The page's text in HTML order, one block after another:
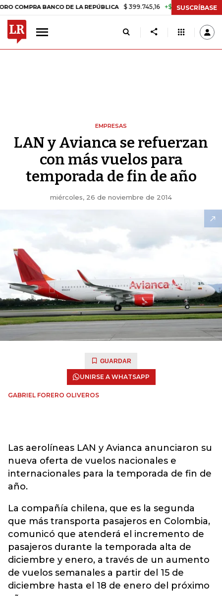
BANCO DE LA REPÚBLICA $ 399.745,16 +$ 2.295,71 +0,58%
SUSCRÍBASE
EMPRESAS
LAN y Avianca se refuerzan
con más vuelos para
temporada de fin de año
miércoles, 26 de noviembre de 2014
GUARDAR
UNIRSE A WHATSAPP
GABRIEL FORERO OLIVEROS
Las aerolíneas LAN y Avianca anunciaron su
nueva oferta de vuelos nacionales e
internacionales para la temporada de fin de
año.
La compañía chilena, que es la segunda
que más transporta pasajeros en Colombia,
comunicó que atenderá el incremento de
pasajeros durante la temporada alta de
diciembre y enero, a través de un aumento
de vuelos semanales a partir del 15 de
diciembre hasta el 18 de enero del próximo